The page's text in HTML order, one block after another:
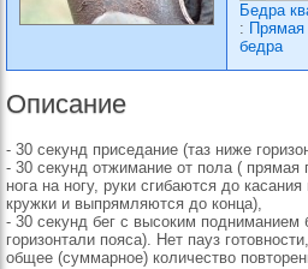
Бедра
:
бедра
Описание
- 30 секунд приседание (таз ниже
- 30 секунд отжимание от пола ( прямая
нога на ногу, руки сгибаются до
кружки и выпрямляются до конца),
- 30 секунд бег с высоким подниманием
горизонтали пояса). Нет пауз
общее (суммарное) количество